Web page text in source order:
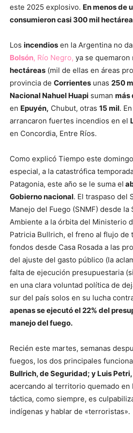
este 2025 explosivo. En menos de
consumieron casi 300 mil
Los incendios en la Argentina no
Bolsón, Río Negro, ya se quemaron
hectáreas (mil de ellas en áreas
provincia de Corrientes unas 250
Nacional Nahuel Huapi suman más
en Epuyén, Chubut, otras 15 mil.
arrancaron fuertes incendios en el
en Concordia, Entre Ríos.
Como explicó Tiempo este
especial, a la catastrófica
Patagonia, este año se le suma el
Gobierno nacional. El traspaso del
Manejo del Fuego (SNMF) desde la
Ambiente a la órbita del Ministerio
Patricia Bullrich, el freno al flujo de
fondos desde Casa Rosada a las
del ajuste del gasto público (la
falta de ejecución presupuestaria
en una clara voluntad política de
sur del país solos en su lucha
apenas se ejecutó el 22% del
manejo del fuego.
Recién este martes, semanas
fuegos, los dos principales
Bullrich, de Seguridad; y Luis
acercando al territorio quemado en
táctica, como siempre, es
indígenas y hablar de «terroristas».